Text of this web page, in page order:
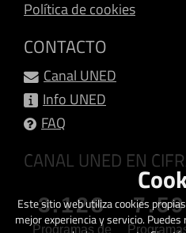
Política de cookies
CONTACTO
Canal UNED
Info UNED
FAQ
CANAL UNED EN
3.128
Programas de
Este sitio web utiliza cookies
mejor experiencia y servicio.